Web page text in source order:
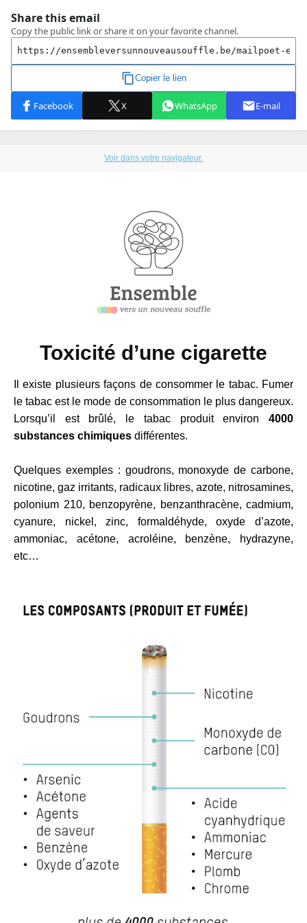
Voir dans votre navigateur.
Toxicité d’une cigarette
Il existe plusieurs façons de consommer le tabac. Fumer
le tabac est le mode de consommation le plus dangereux.
Lorsqu’il est brûlé, le tabac produit environ 4000
substances chimiques différentes.
Quelques exemples : goudrons, monoxyde de carbone,
nicotine, gaz irritants, radicaux libres, azote, nitrosamines,
polonium 210, benzopyrène, benzanthracène, cadmium,
cyanure, nickel, zinc, formaldéhyde, oxyde d’azote,
ammoniac, acétone, acroléine, benzène, hydrazyne,
etc…